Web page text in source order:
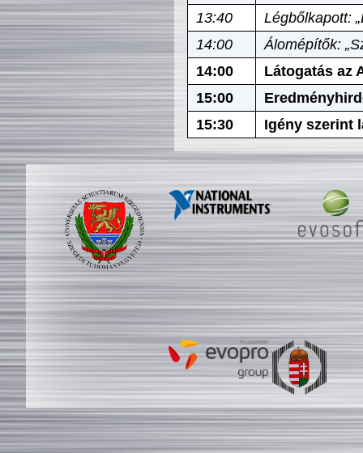
13:40
Légbőlkapott:
14:00
Álomépítők:
14:00
Látogatás az
15:00
15:30
Igény szerint